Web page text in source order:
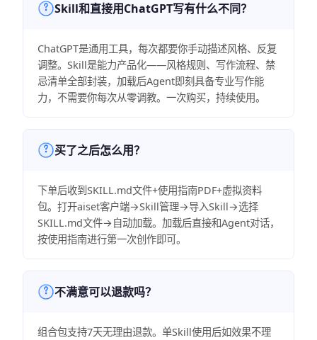
Skill和直接用ChatGPT写有什么不同？
ChatGPT是通用工具，每次都要你手动描述风格、反复
调整。Skill是能力产品化——风格规则、写作流程、禁
忌清单全部封装，加载后Agent即刻具备专业写作能
力，不需要你每次从零调教。一次购买，持续使用。
买了之后怎么用？
下单后收到SKILL.md文件+使用指南PDF+虚拟资料
包。打开aiset客户端→Skill管理→导入Skill→选择
SKILL.md文件→自动加载。加载后直接和Agent对话，
按使用指南进行第一次创作即可。
不满意可以退款吗？
组合包支持7天无理由退款。单Skill使用后如效果不理